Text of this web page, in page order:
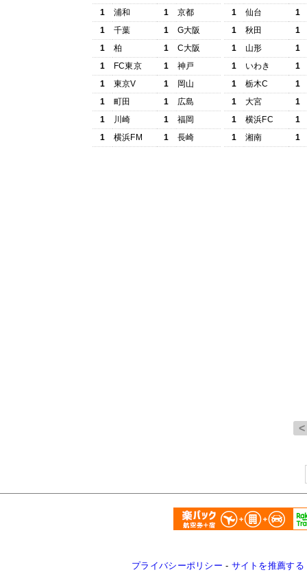
1
浦和 1
京都
1
千葉 1
G大阪
1
柏 1
C大阪
1
FC東京 1
神戸
1
東京V 1
岡山
1
町田 1
広島
1
川崎 1
福岡
1
横浜FM 1 長崎
1
仙台
1
1
秋田
1
1
山形
1
1
いわき
1
1
栃木C
1
1
大宮
1
1
横浜FC
1
1
湘南 1
プライバシーポリシー - サイトを推薦する